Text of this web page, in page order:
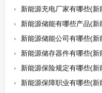
新能源充电厂家有哪些(
新能源储能有哪些产品(新
新能源储能公司有哪些(
新能源储存器件有哪些(新
新能源保险规定有哪些(新
新能源保障职业有哪些(